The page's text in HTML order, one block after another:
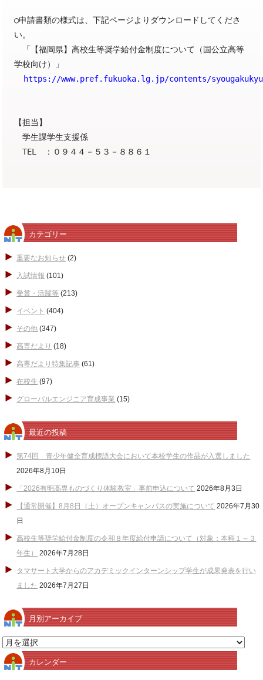
○申請書類の様式は、下記ページよりダウンロードしてくださ
い。
「【福岡県】高校生等奨学給付金制度について（国公立高等
学校向け）」
https://www.pref.fukuoka.lg.jp/contents/
【担当】
学生課学生支援係
TEL ：０９４４－５３－８８６１
カテゴリー
重要なお知らせ (2)
入試情報 (101)
受賞・活躍等 (213)
イベント (404)
その他 (347)
高専だより (18)
高専だより特集記事 (61)
在校生 (97)
グローバルエンジニア育成事業 (15)
最近の投稿
第74回 青少年健全育成標語大会において本校学生の作品が入選しました
2026年8月10日
「2026有明高専ものづくり体験教室」事前申込について 2026年8月3日
【通常開催】8月8日（土）オープンキャンパスの実施について 2026年7月30
日
高校生等奨学給付金制度の令和８年度給付申請について（対象：本科１～３
年生）
2026年7月28日
タマサート大学からのアカデミックインターンシップ学生が成果発表を行い
ました 2026年7月27日
月別アーカイブ
月
別
ア
カレンダー